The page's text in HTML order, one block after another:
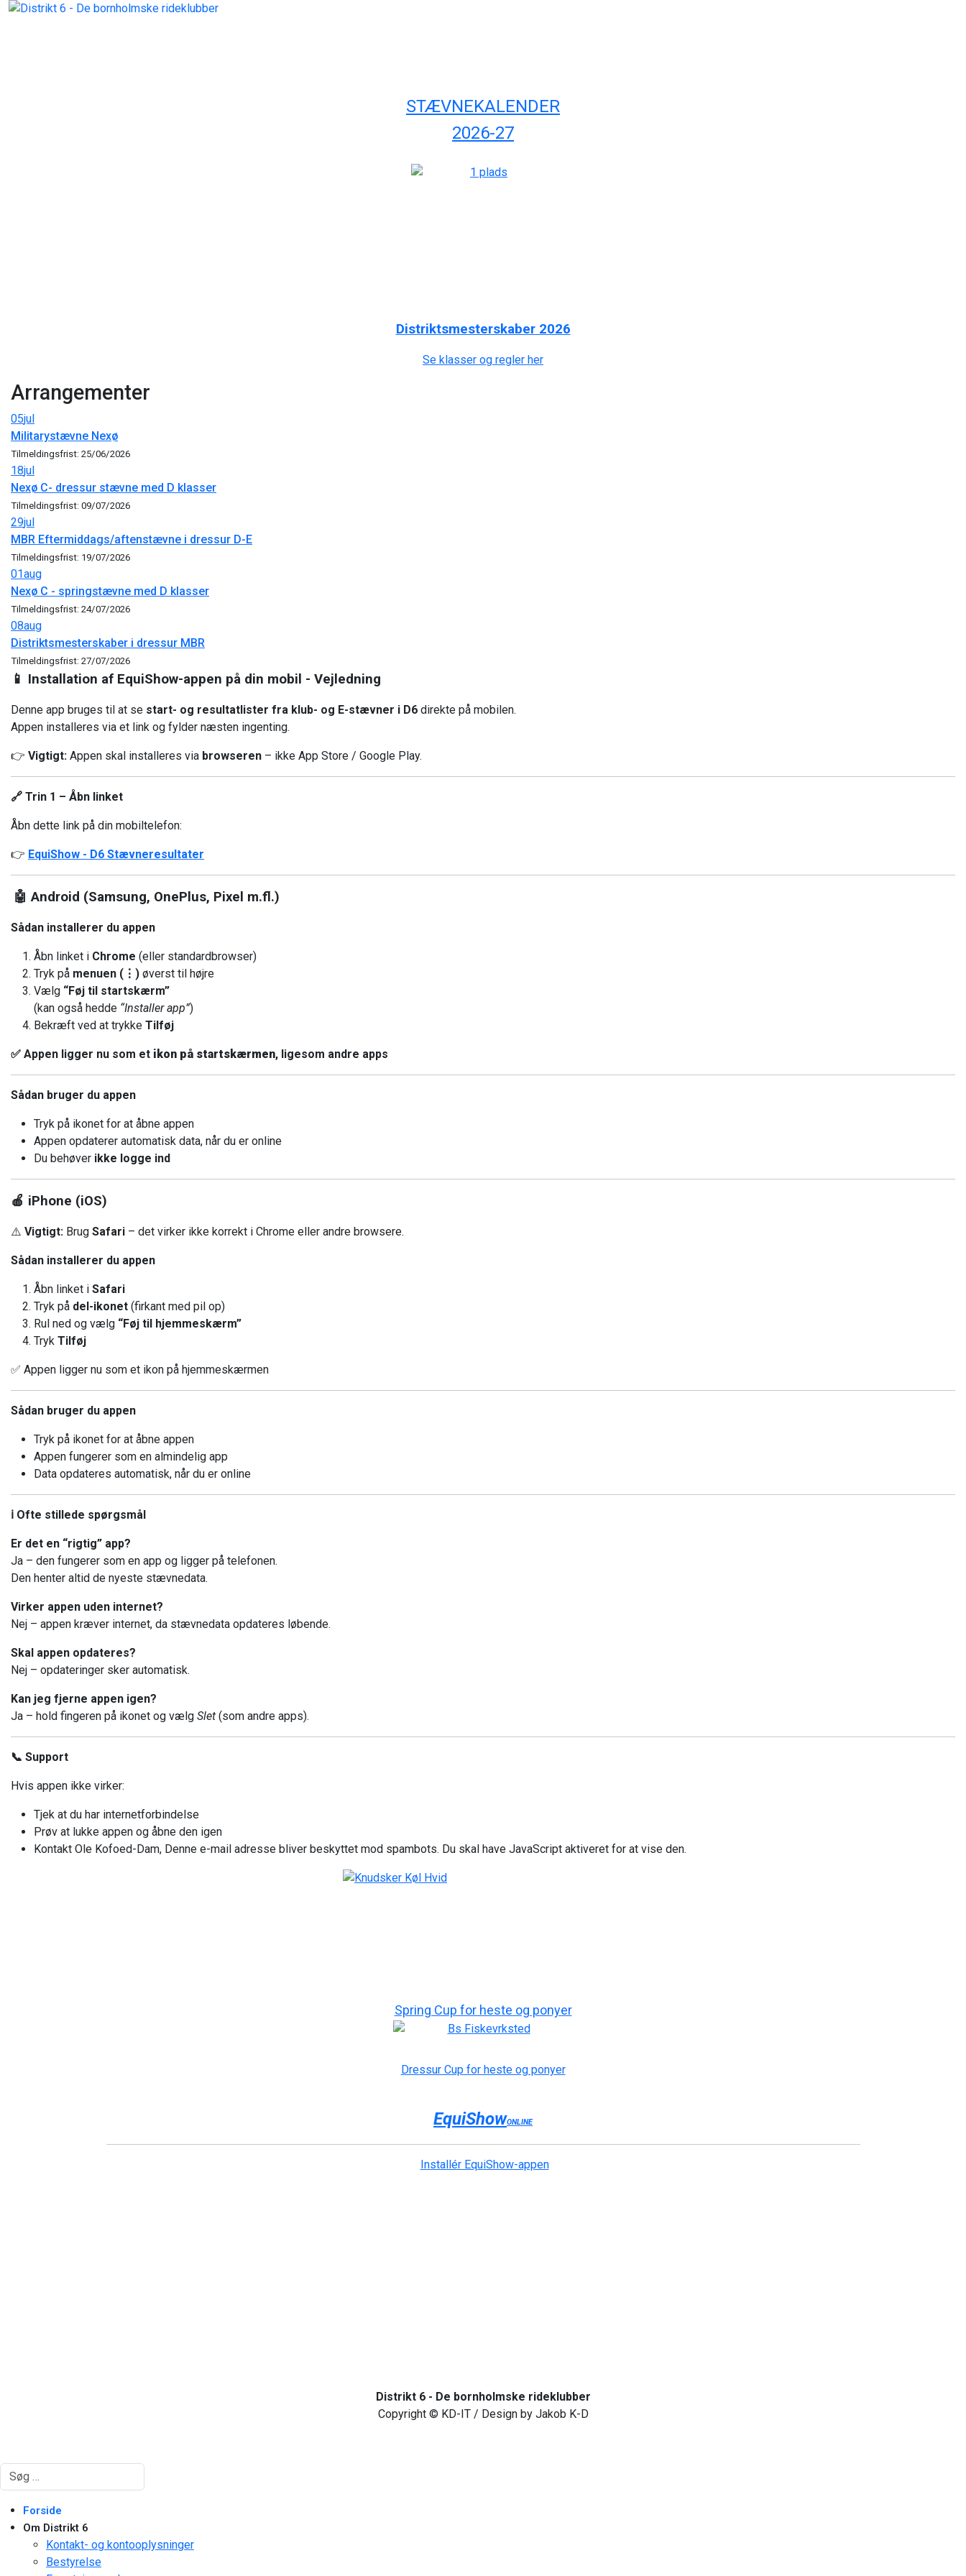
STÆVNEKALENDER
2026-27
Distriktsmesterskaber 2026
Se klasser og regler her
Arrangementer
05jul
Militarystævne Nexø
Tilmeldingsfrist: 25/06/2026
18jul
Nexø C- dressur stævne med D klasser
Tilmeldingsfrist: 09/07/2026
29jul
MBR Eftermiddags/aftenstævne i dressur D-E
Tilmeldingsfrist: 19/07/2026
01aug
Nexø C - springstævne med D klasser
Tilmeldingsfrist: 24/07/2026
08aug
Distriktsmesterskaber i dressur MBR
Tilmeldingsfrist: 27/07/2026
📱 Installation af EquiShow-appen på din mobil - Vejledning
Denne app bruges til at se start- og resultatlister fra klub- og E-stævner i D6 direkte på mobilen.
Appen installeres via et link og fylder næsten ingenting.
👉 Vigtigt: Appen skal installeres via browseren – ikke App Store / Google Play.
🔗 Trin 1 – Åbn linket
Åbn dette link på din mobiltelefon:
👉 EquiShow - D6 Stævneresultater
🤖 Android (Samsung, OnePlus, Pixel m.fl.)
Sådan installerer du appen
Åbn linket i Chrome (eller standardbrowser)
Tryk på menuen ( ⋮ ) øverst til højre
Vælg “Føj til startskærm”
(kan også hedde “Installer app”)
Bekræft ved at trykke Tilføj
✅ Appen ligger nu som et ikon på startskærmen, ligesom andre apps
Sådan bruger du appen
Tryk på ikonet for at åbne appen
Appen opdaterer automatisk data, når du er online
Du behøver ikke logge ind
🍎 iPhone (iOS)
⚠️ Vigtigt: Brug Safari – det virker ikke korrekt i Chrome eller andre browsere.
Sådan installerer du appen
Åbn linket i Safari
Tryk på del-ikonet (firkant med pil op)
Rul ned og vælg “Føj til hjemmeskærm”
Tryk Tilføj
✅ Appen ligger nu som et ikon på hjemmeskærmen
Sådan bruger du appen
Tryk på ikonet for at åbne appen
Appen fungerer som en almindelig app
Data opdateres automatisk, når du er online
ℹ️ Ofte stillede spørgsmål
Er det en “rigtig” app?
Ja – den fungerer som en app og ligger på telefonen.
Den henter altid de nyeste stævnedata.
Virker appen uden internet?
Nej – appen kræver internet, da stævnedata opdateres løbende.
Skal appen opdateres?
Nej – opdateringer sker automatisk.
Kan jeg fjerne appen igen?
Ja – hold fingeren på ikonet og vælg Slet (som andre apps).
📞 Support
Hvis appen ikke virker:
Tjek at du har internetforbindelse
Prøv at lukke appen og åbne den igen
Kontakt Ole Kofoed-Dam, Denne e-mail adresse bliver beskyttet mod spambots. Du skal have JavaScript aktiveret for at vise den.
Spring Cup for heste og ponyer
Dressur Cup for heste og ponyer
EquiShowONLINE
Installér EquiShow-appen
Distrikt 6 - De bornholmske rideklubber
Copyright © KD-IT / Design by Jakob K-D
Søg
Forside
Om Distrikt 6
Kontakt- og kontooplysninger
Bestyrelse